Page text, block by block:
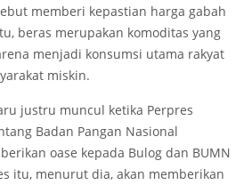
memberi kepastian harga gabah
beras merupakan komoditas yang
menjadi konsumsi utama rakyat
miskin.
justru muncul ketika Perpres
Badan Pangan Nasional
oase kepada Bulog dan BUMN
itu, menurut dia, akan memberikan